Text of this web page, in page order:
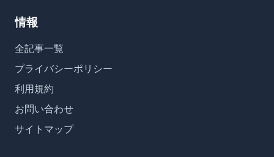
情報
全記事一覧
プライバシーポリシー
利用規約
お問い合わせ
サイトマップ